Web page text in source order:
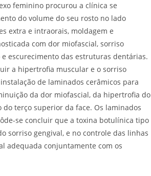
feminino procurou a clínica se
do volume do seu rosto no lado
extra e intraorais, moldagem e
com dor miofascial, sorriso
escurecimento das estruturas dentárias.
a hipertrofia muscular e o sorriso
de laminados cerâmicos para
da dor miofascial, da hipertrofia do
terço superior da face. Os laminados
se concluir que a toxina botulínica tipo
sorriso gengival, e no controle das linhas
adequada conjuntamente com os